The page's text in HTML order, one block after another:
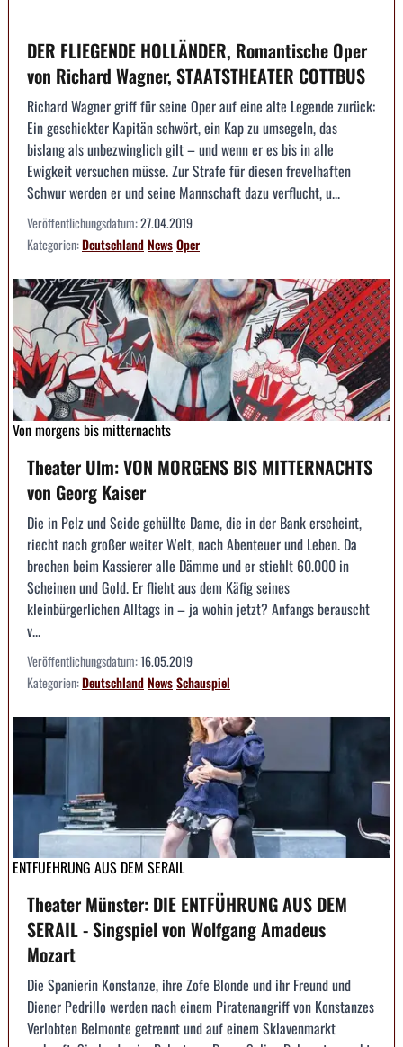
DER FLIEGENDE HOLLÄNDER, Romantische Oper
von Richard Wagner, STAATSTHEATER COTTBUS
Richard Wagner griff für seine Oper auf eine alte Legende zurück:
Ein geschickter Kapitän schwört, ein Kap zu umsegeln, das
bislang als unbezwinglich gilt – und wenn er es bis in alle
Ewigkeit versuchen müsse. Zur Strafe für diesen frevelhaften
Schwur werden er und seine Mannschaft dazu verflucht, u...
Veröffentlichungsdatum:27.04.2019
Kategorien:DeutschlandNewsOper
Von morgens bis mitternachts
Theater Ulm: VON MORGENS BIS MITTERNACHTS
von Georg Kaiser
Die in Pelz und Seide gehüllte Dame, die in der Bank erscheint,
riecht nach großer weiter Welt, nach Abenteuer und Leben. Da
brechen beim Kassierer alle Dämme und er stiehlt 60.000 in
Scheinen und Gold. Er flieht aus dem Käfig seines
kleinbürgerlichen Alltags in – ja wohin jetzt? Anfangs berauscht
v...
Veröffentlichungsdatum:16.05.2019
Kategorien:DeutschlandNewsSchauspiel
ENTFUEHRUNG AUS DEM SERAIL
Theater Münster: DIE ENTFÜHRUNG AUS DEM
SERAIL - Singspiel von Wolfgang Amadeus
Mozart
Die Spanierin Konstanze, ihre Zofe Blonde und ihr Freund und
Diener Pedrillo werden nach einem Piratenangriff von Konstanzes
Verlobten Belmonte getrennt und auf einem Sklavenmarkt